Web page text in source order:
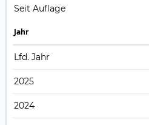
Seit Auflage
Jahr
Lfd. Jahr
2025
2024